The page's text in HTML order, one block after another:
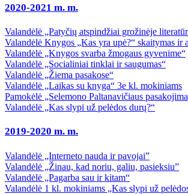
2020-2021 m. m.
Valandėlė „Patyčių atspindžiai grožinėje
Valandėlė Knygos „Kas yra upė?“ skaitymas ir
Valandėlė „Knygos svarba žmogaus gyvenime“
Valandėlė „Socialiniai tinklai ir saugumas“
Valandėlė „Žiema pasakose“
Valandėlė „Laikas su knyga“ 3e kl. mokiniams
Pamokėlė „Selemono Paltanavičiaus
Valandėlė „Kas slypi už pelėdos durų?“
2019-2020 m. m.
Valandėlė „Interneto nauda ir pavojai”
Valandėlė „Žinau, kad noriu, galiu, pasieksiu”
Valandėlė „Pagarba sau ir kitam“
Valandėlė 1 kl. mokiniams „Kas slypi už